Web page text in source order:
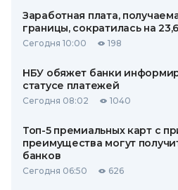
Заработная плата,
границы, сократилась на
Сегодня 10:00 198
НБУ обяжет банки
статусе платежей
Сегодня 08:02 1040
Топ-5 премиальных карт с
преимущества могут
банков
Сегодня 06:50 626